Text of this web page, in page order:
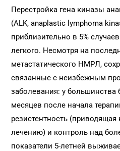
Перестройка гена киназы
(ALK, anaplastic lymphoma
приблизительно в 5%
легкого. Несмотря на
метастатического НМРЛ,
связанные с неизбежным
заболевания: у большинства
месяцев после начала
резистентность (приводящая
лечению) и контроль над
показатели 5-летней